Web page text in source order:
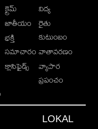
క్రైమ్
జాతీయం
భక్తి
సమాచారం
క్లాసిఫైడ్స్
విద్య
రైతు
కుటుంబం
వాతావరణం
వ్యాపార
ప్రపంచం
LOKAL